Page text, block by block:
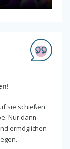
sie schießen
Nur dann
ermöglichen